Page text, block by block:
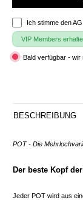
Ich stimme den
VIP Members
Bald verfügbar - wir
BESCHREIBUNG
POT - Die
Der beste Kopf
Jeder POT wird aus